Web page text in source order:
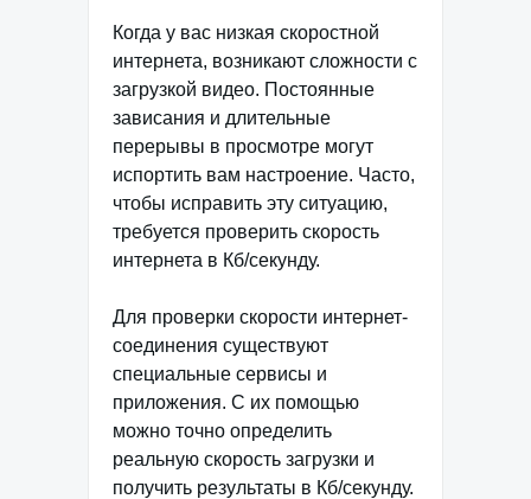
Когда у вас низкая скоростной
интернета, возникают сложности с
загрузкой видео. Постоянные
зависания и длительные
перерывы в просмотре могут
испортить вам настроение. Часто,
чтобы исправить эту ситуацию,
требуется проверить скорость
интернета в Кб/секунду.
Для проверки скорости интернет-
соединения существуют
специальные сервисы и
приложения. С их помощью
можно точно определить
реальную скорость загрузки и
получить результаты в Кб/секунду.